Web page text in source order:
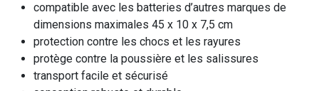
compatible avec les batteries d’autres marques de
dimensions maximales 45 x 10 x 7,5 cm
protection contre les chocs et les rayures
protège contre la poussière et les salissures
transport facile et sécurisé